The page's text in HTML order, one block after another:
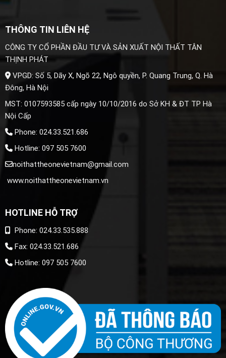
THÔNG TIN LIÊN HỆ
CÔNG TY CỔ PHẦN ĐẦU TƯ VÀ SẢN XUẤT NỘI THẤT TÂN
THỊNH PHÁT
VPGD: Số 5, Dãy X, Ngõ 22, Ngô quyền, P. Quang Trung, Q. Hà
Đông, Hà Nội
MST: 0107593585 cấp ngày 10/10/2016 do Sở KH & ĐT TP Hà
Nội Cấp
Phone: 024.33.521.686
Hotline: 097 505 7600
noithattheonevietnam@gmail.com
www.noithattheonevietnam.vn
HOTLINE HỖ TRỢ
Phone: 024.33.535.888
Fax: 024.33.521.686
Hotline: 097 505 7600